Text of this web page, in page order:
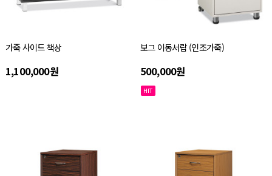
가죽 사이드 책상
1,100,000원
보그 이동서랍 (인조가죽)
500,000원